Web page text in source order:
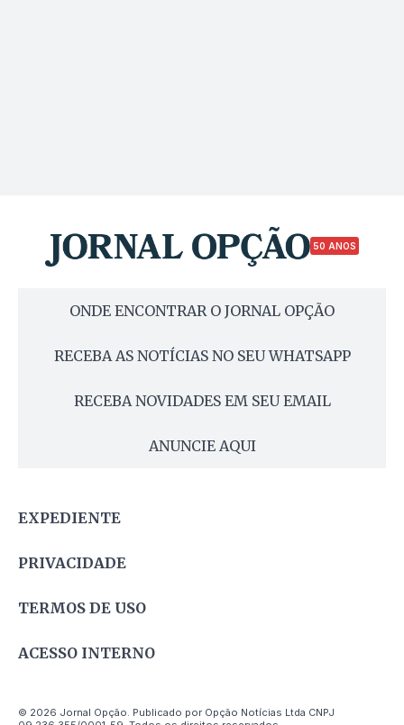
50 ANOS
ONDE ENCONTRAR O JORNAL OPÇÃO
RECEBA AS NOTÍCIAS NO SEU WHATSAPP
RECEBA NOVIDADES EM SEU EMAIL
ANUNCIE AQUI
EXPEDIENTE
PRIVACIDADE
TERMOS DE USO
ACESSO INTERNO
© 2026 Jornal Opção. Publicado por Opção Notícias Ltda CNPJ